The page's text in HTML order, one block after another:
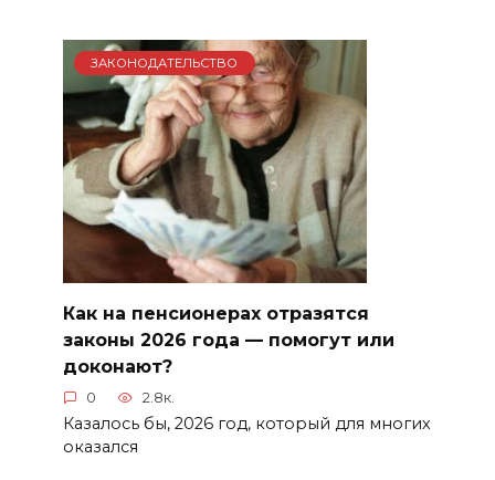
ЗАКОНОДАТЕЛЬСТВО
Как на пенсионерах отразятся
законы 2026 года — помогут или
доконают?
0 2.8к.
Казалось бы, 2026 год, который для многих
оказался